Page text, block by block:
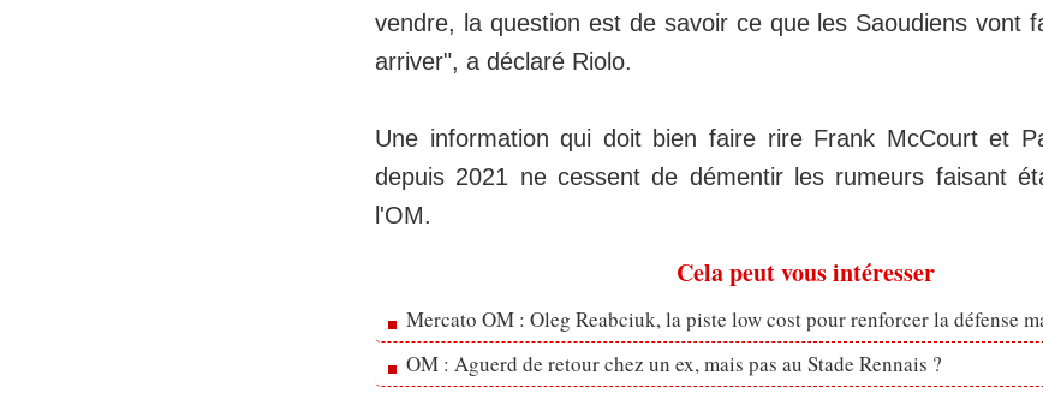
vendre, la question est de savoir ce que les Saoudiens vont
arriver", a déclaré Riolo.
Une information qui doit bien faire rire Frank McCourt et
depuis 2021 ne cessent de démentir les rumeurs faisant
l'OM.
Cela peut vous intéresser
Mercato OM : Oleg Reabciuk, la piste low cost pour renforcer la défense
OM : Aguerd de retour chez un ex, mais pas au Stade Rennais ?